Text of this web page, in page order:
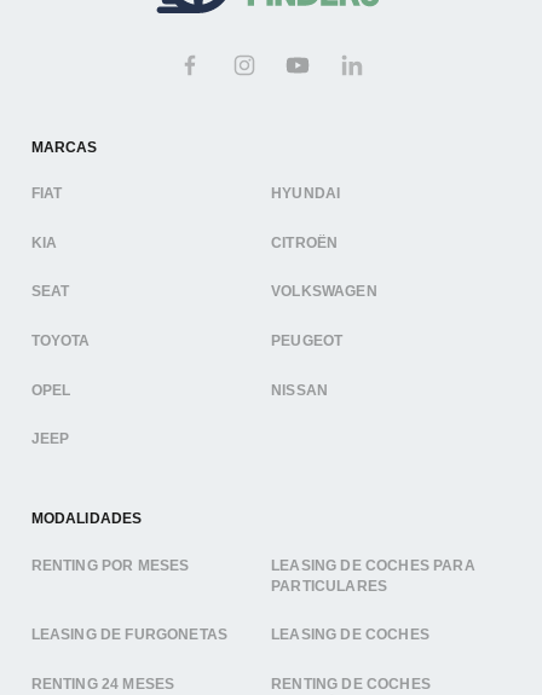
MARCAS
FIAT HYUNDAI
KIA CITROËN
SEAT VOLKSWAGEN
TOYOTA PEUGEOT
OPEL NISSAN
JEEP
MODALIDADES
RENTING POR MESES
LEASING DE COCHES PARA
PARTICULARES
LEASING DE FURGONETAS LEASING DE COCHES
RENTING 24 MESES
RENTING DE COCHES